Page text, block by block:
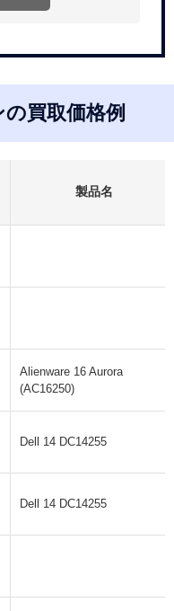
査定無料、宅配買取は
買取価格例
製品名
Alienware 16 Aurora
(AC16250)
Dell 14 DC14255
Dell 14 DC14255